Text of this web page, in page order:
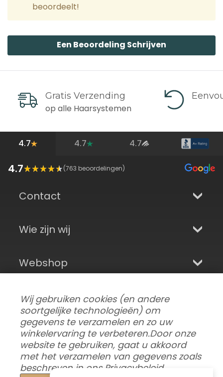
beoordeelt!
Een Beoordeling Schrijven
Gratis Verzending
op alle Haarsystemen
4.7 4.7 4.7
4.7 (763 beoordelingen)
Contact
Wie zijn wij
Webshop
Aanmelden en sociale media
Wij gebruiken cookies (en andere
soortgelijke technologieën) om
gegevens te verzamelen en zo uw
winkelervaring te verbeteren.Door onze
website te gebruiken, gaat u akkoord
met het verzamelen van gegevens zoals
beschreven in ons Privacybeleid.